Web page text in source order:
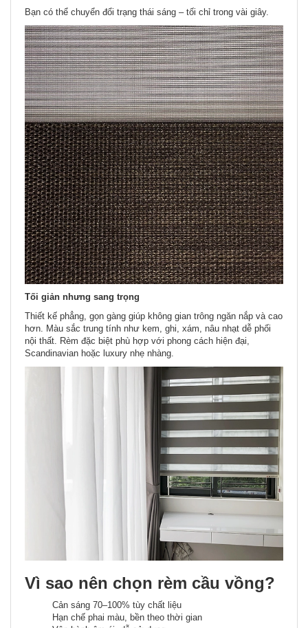
Bạn có thể chuyển đổi trạng thái sáng – tối chỉ trong vài giây.
Tối giản nhưng sang trọng
Thiết kế phẳng, gọn gàng giúp không gian trông ngăn nắp và cao
hơn. Màu sắc trung tính như kem, ghi, xám, nâu nhạt dễ phối
nội thất. Rèm đặc biệt phù hợp với phong cách hiện đại,
Scandinavian hoặc luxury nhẹ nhàng.
Vì sao nên chọn rèm cầu vồng?
Cản sáng 70–100% tùy chất liệu
Hạn chế phai màu, bền theo thời gian